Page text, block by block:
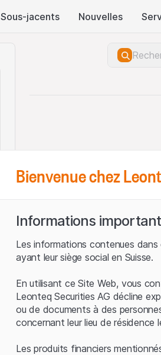
Sous-jacents Nouvelles
Bienvenue chez
Informations
Les informations contenues
ayant leur siège social en Suisse.
En utilisant ce Site Web, vous
Leonteq Securities AG décline
ou de documents à des
concernant leur lieu de résidence
Les produits financiers